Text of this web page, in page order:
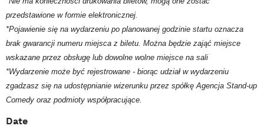
przedstawione w formie elektronicznej.
*Pojawienie się na wydarzeniu po planowanej godzinie startu oznacza
brak gwarancji numeru miejsca z biletu. Można będzie zająć miejsce
wskazane przez obsługę lub dowolne wolne miejsce na sali
*Wydarzenie może być rejestrowane - biorąc udział w wydarzeniu
zgadzasz się na udostępnianie wizerunku przez spółkę Agencja Stand-up
Comedy oraz podmioty współpracujące.
Date